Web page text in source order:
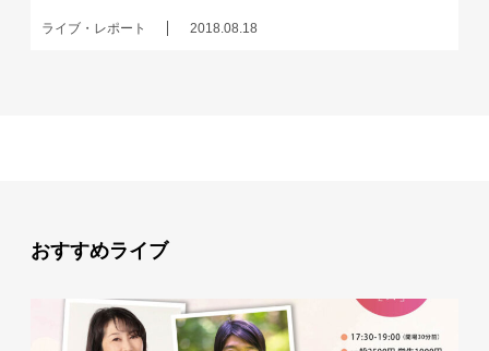
ライブ・レポート 2018.08.18
おすすめライブ